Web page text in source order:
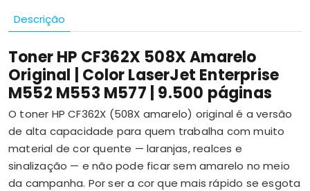
Descrição
Toner HP CF362X 508X Amarelo
Original | Color LaserJet Enterprise
M552 M553 M577 | 9.500 páginas
O toner HP CF362X (508X amarelo) original é a versão
de alta capacidade para quem trabalha com muito
material de cor quente — laranjas, realces e
sinalização — e não pode ficar sem amarelo no meio
da campanha. Por ser a cor que mais rápido se esgota